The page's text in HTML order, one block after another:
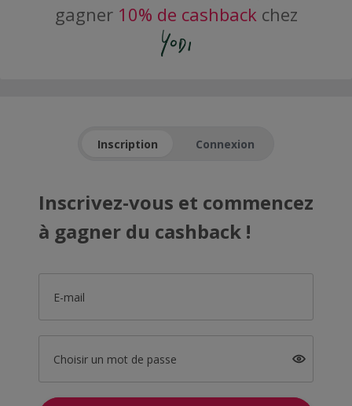
gagner 10% de cashbackchez
Inscription Connexion
Inscrivez-vous et commencez
à gagner du cashback !
E-mail
Choisir un mot de passe